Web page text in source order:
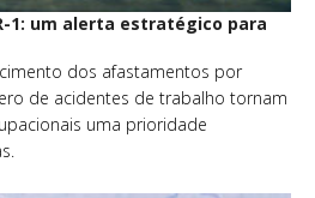
1: um alerta estratégico para
dos afastamentos por
de acidentes de trabalho tornam
uma prioridade